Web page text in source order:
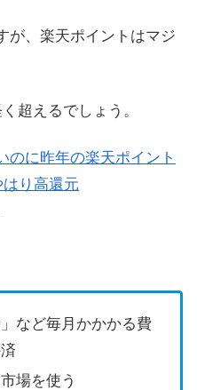
が、楽天ポイントはマジ
超えるでしょう。
のに昨年の楽天ポイント
り高還元
など毎月かかかる費
場を使う